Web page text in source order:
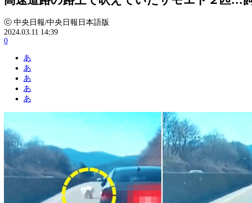
ⓒ 中央日報/中央日報日本語版
2024.03.11 14:39
0
あ
あ
あ
あ
あ